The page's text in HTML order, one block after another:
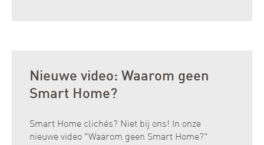
Nieuwe video: Waarom geen
Smart Home?
Smart Home clichés? Niet bij ons! In onze
nieuwe video "Waarom geen Smart Home?"